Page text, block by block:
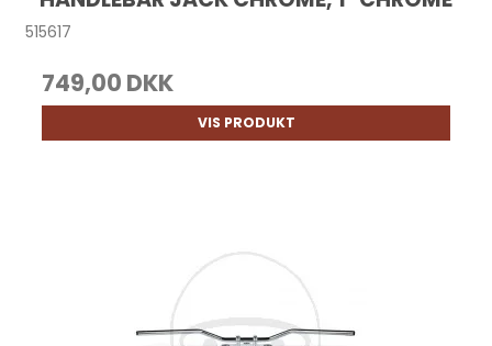
515617
749,00 DKK
VIS PRODUKT